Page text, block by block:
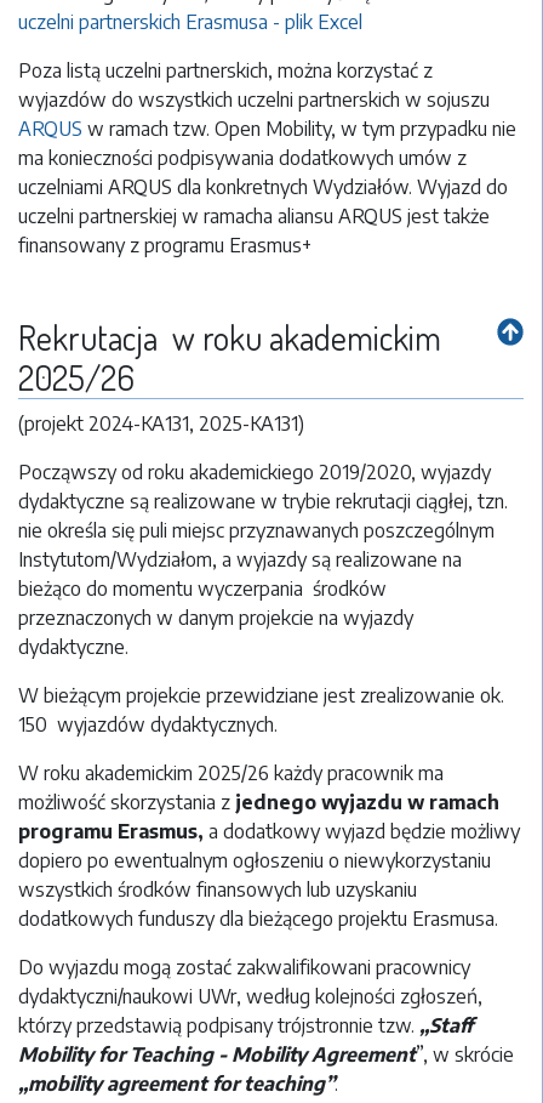
uczelni partnerskich Erasmusa - plik Excel
Poza listą uczelni partnerskich, można korzystać z
wyjazdów do wszystkich uczelni partnerskich w sojuszu
ARQUS w ramach tzw. Open Mobility, w tym przypadku nie
ma konieczności podpisywania dodatkowych umów z
uczelniami ARQUS dla konkretnych Wydziałów. Wyjazd do
uczelni partnerskiej w ramacha aliansu ARQUS jest także
finansowany z programu Erasmus+
Rekrutacja w roku akademickim
2025/26
(projekt 2024-KA131, 2025-KA131)
Począwszy od roku akademickiego 2019/2020, wyjazdy
dydaktyczne są realizowane w trybie rekrutacji ciągłej, tzn.
nie określa się puli miejsc przyznawanych poszczególnym
Instytutom/Wydziałom, a wyjazdy są realizowane na
bieżąco do momentu wyczerpania środków
przeznaczonych w danym projekcie na wyjazdy
dydaktyczne.
W bieżącym projekcie przewidziane jest zrealizowanie ok.
150 wyjazdów dydaktycznych.
W roku akademickim 2025/26 każdy pracownik ma
możliwość skorzystania z jednego wyjazdu w ramach
programu Erasmus, a dodatkowy wyjazd będzie możliwy
dopiero po ewentualnym ogłoszeniu o niewykorzystaniu
wszystkich środków finansowych lub uzyskaniu
dodatkowych funduszy dla bieżącego projektu Erasmusa.
Do wyjazdu mogą zostać zakwalifikowani pracownicy
dydaktyczni/naukowi UWr, według kolejności zgłoszeń,
którzy przedstawią podpisany trójstronnie tzw. „Staff
Mobility for Teaching - Mobility Agreement”, w skrócie
„mobility agreement for teaching”.